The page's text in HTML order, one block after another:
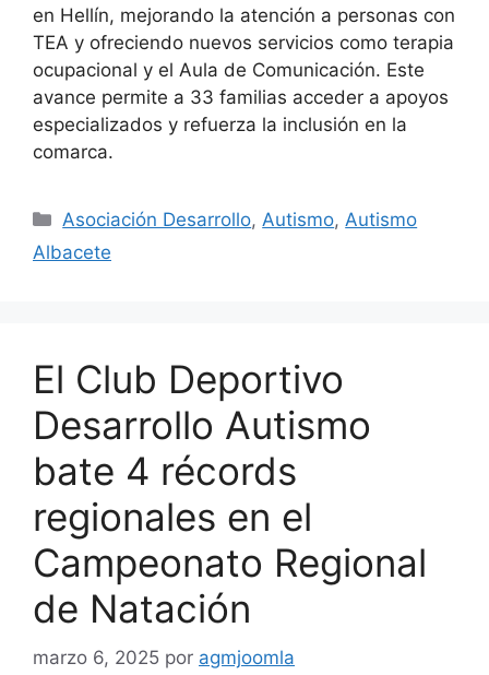
en Hellín, mejorando la atención a personas con
TEA y ofreciendo nuevos servicios como terapia
ocupacional y el Aula de Comunicación. Este
avance permite a 33 familias acceder a apoyos
especializados y refuerza la inclusión en la
comarca.
Asociación Desarrollo,Autismo,Autismo
Albacete
El Club Deportivo
Desarrollo Autismo
bate 4 récords
regionales en el
Campeonato Regional
de Natación
marzo 6, 2025 por agmjoomla